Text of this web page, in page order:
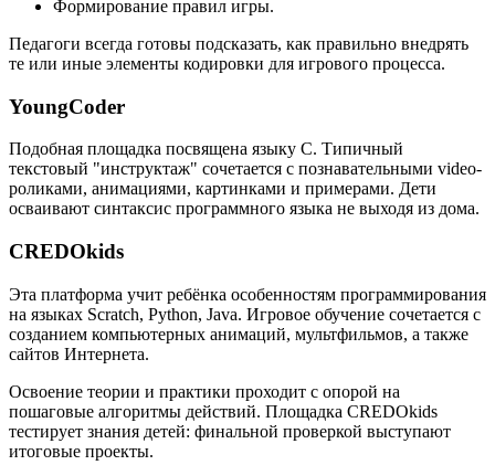
Формирование правил игры.
Педагоги всегда готовы подсказать, как правильно внедрять
те или иные элементы кодировки для игрового процесса.
YoungCoder
Подобная площадка посвящена языку C. Типичный
текстовый "инструктаж" сочетается с познавательными video-
роликами, анимациями, картинками и примерами. Дети
осваивают синтаксис программного языка не выходя из дома.
CREDOkids
Эта платформа учит ребёнка особенностям программирования
на языках Scratch, Python, Java. Игровое обучение сочетается с
созданием компьютерных анимаций, мультфильмов, а также
сайтов Интернета.
Освоение теории и практики проходит с опорой на
пошаговые алгоритмы действий. Площадка CREDOkids
тестирует знания детей: финальной проверкой выступают
итоговые проекты.